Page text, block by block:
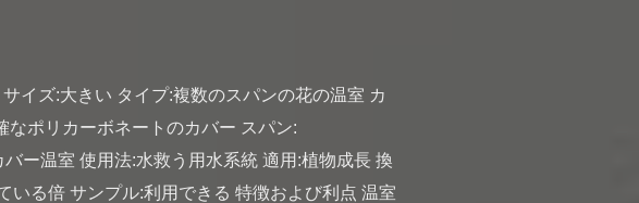
イズ:大きい タイプ:複数のスパンの花の温室 カ
ポリカーボネートのカバー スパン:
ー温室 使用法:水救う用水系統 適用:植物成長 換
いる倍 サンプル:利用できる 特徴および利点 温室